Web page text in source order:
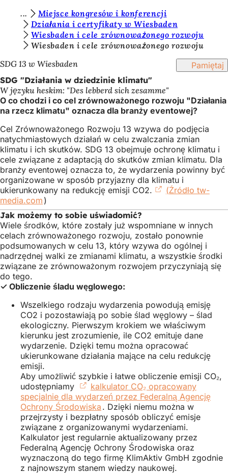
Przejdź do treści
t
e
ś
t
u
t
a
j
:
Miejsce kongresów i konferencji
Działania i certyfikaty w Wiesbaden
Wiesbaden i cele zrównoważonego rozwoju
Wiesbaden i cele zrównoważonego rozwoju
SDG 13 w Wiesbaden
Pamiętaj
SDG "Działania w dziedzinie klimatu"
W języku heskim: "Des lebberd sich zesamme"
O co chodzi i co cel zrównoważonego rozwoju "Działania
na rzecz klimatu" oznacza dla branży eventowej?
Cel Zrównoważonego Rozwoju 13 wzywa do podjęcia
natychmiastowych działań w celu zwalczania zmian
klimatu i ich skutków. SDG 13 obejmuje ochronę klimatu i
cele związane z adaptacją do skutków zmian klimatu. Dla
branży eventowej oznacza to, że wydarzenia powinny być
organizowane w sposób przyjazny dla klimatu i
ukierunkowany na redukcję emisji CO2.
(Źródło tw-
media.com (Otwiera
się
w
nowej
karcie)
)
Jak możemy to sobie uświadomić?
Wiele środków, które zostały już wspomniane w innych
celach zrównoważonego rozwoju, zostało ponownie
podsumowanych w celu 13, który wzywa do ogólnej i
nadrzędnej walki ze zmianami klimatu, a wszystkie środki
związane ze zrównoważonym rozwojem przyczyniają się
do tego.
✓ Obliczenie śladu węglowego:
Wszelkiego rodzaju wydarzenia powodują emisję
CO2 i pozostawiają po sobie ślad węglowy – ślad
ekologiczny. Pierwszym krokiem we właściwym
kierunku jest zrozumienie, ile CO2 emituje dane
wydarzenie. Dzięki temu można opracować
ukierunkowane działania mające na celu redukcję
emisji.
Aby umożliwić szybkie i łatwe obliczenie emisji CO₂,
udostępniamy
kalkulator CO₂ opracowany
specjalnie dla wydarzeń przez Federalną Agencję
Ochrony Środowiska (Otwiera
się
w
nowej
karcie)
. Dzięki niemu można w
przejrzysty i bezpłatny sposób obliczyć emisje
związane z organizowanymi wydarzeniami.
Kalkulator jest regularnie aktualizowany przez
Federalną Agencję Ochrony Środowiska oraz
wyznaczoną do tego firmę KlimAktiv GmbH zgodnie
z najnowszym stanem wiedzy naukowej.